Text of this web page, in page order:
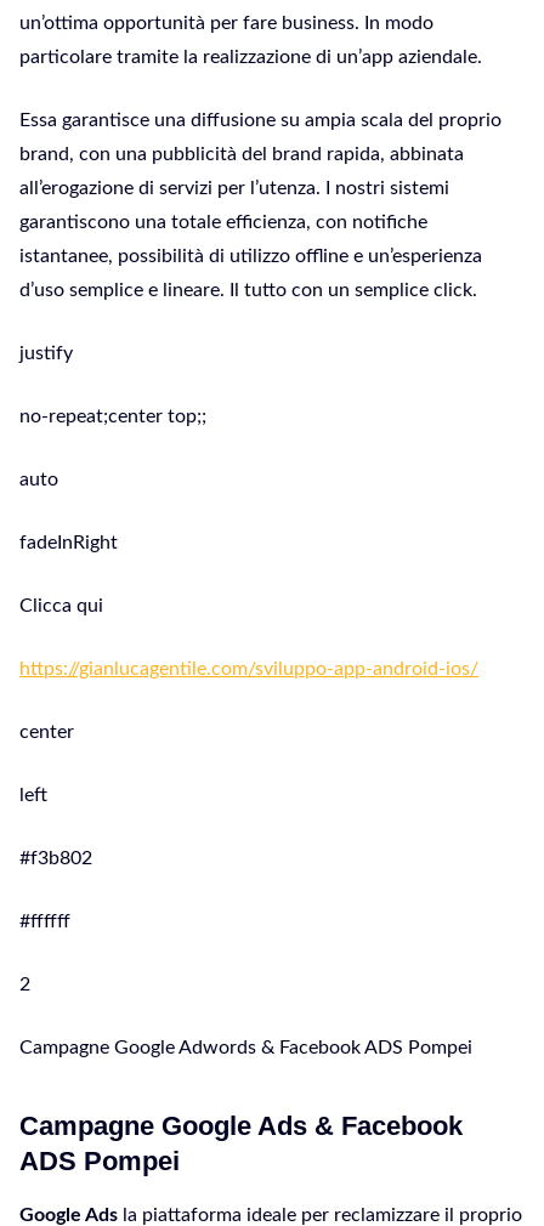
un’ottima opportunità per fare business. In modo
particolare tramite la realizzazione di un’app aziendale.
Essa garantisce una diffusione su ampia scala del proprio
brand, con una pubblicità del brand rapida, abbinata
all’erogazione di servizi per l’utenza. I nostri sistemi
garantiscono una totale efficienza, con notifiche
istantanee, possibilità di utilizzo offline e un’esperienza
d’uso semplice e lineare. Il tutto con un semplice click.
justify
no-repeat;center top;;
auto
fadeInRight
Clicca qui
https://gianlucagentile.com/sviluppo-app-android-ios/
center
left
#f3b802
#ffffff
2
Campagne Google Adwords & Facebook ADS Pompei
Campagne Google Ads & Facebook
ADS Pompei
Google Ads la piattaforma ideale per reclamizzare il proprio